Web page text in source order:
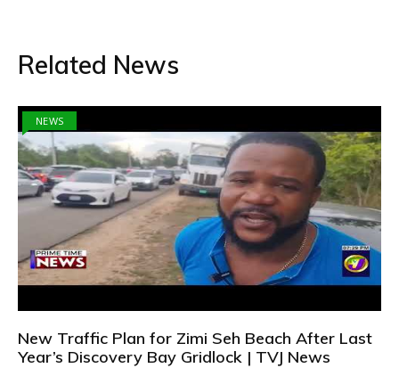
Related News
NEWS
New Traffic Plan for Zimi Seh Beach After Last
Year’s Discovery Bay Gridlock | TVJ News